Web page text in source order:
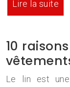
Lire la suite
10
Le lin est